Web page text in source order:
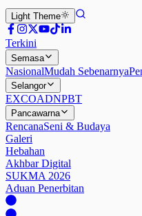
Light Theme
Terkini
Semasa
NasionalMudah Sebenarnya
Selangor
EXCOADNPBT
Pancawarna
RencanaSeni & Budaya
Galeri
Hebahan
Akhbar Digital
SUKMA 2026
Aduan Penerbitan